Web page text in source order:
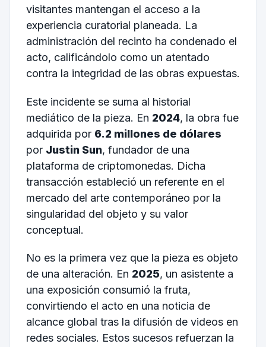
visitantes mantengan el acceso a la
experiencia curatorial planeada. La
administración del recinto ha condenado el
acto, calificándolo como un atentado
contra la integridad de las obras expuestas.
Este incidente se suma al historial
mediático de la pieza. En 2024, la obra fue
adquirida por 6.2 millones de dólares
por Justin Sun, fundador de una
plataforma de criptomonedas. Dicha
transacción estableció un referente en el
mercado del arte contemporáneo por la
singularidad del objeto y su valor
conceptual.
No es la primera vez que la pieza es objeto
de una alteración. En 2025, un asistente a
una exposición consumió la fruta,
convirtiendo el acto en una noticia de
alcance global tras la difusión de videos en
redes sociales. Estos sucesos refuerzan la